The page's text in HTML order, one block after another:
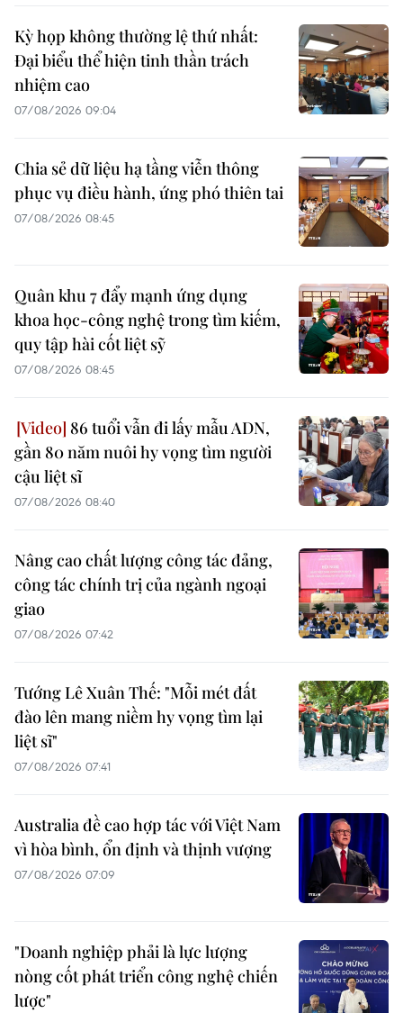
Kỳ họp không thường lệ thứ nhất:
Đại biểu thể hiện tinh thần trách
nhiệm cao
07/08/2026 09:04
Chia sẻ dữ liệu hạ tầng viễn thông
phục vụ điều hành, ứng phó thiên tai
07/08/2026 08:45
Quân khu 7 đẩy mạnh ứng dụng
khoa học-công nghệ trong tìm kiếm,
quy tập hài cốt liệt sỹ
07/08/2026 08:45
86 tuổi vẫn đi lấy mẫu ADN,
gần 80 năm nuôi hy vọng tìm người
cậu liệt sĩ
07/08/2026 08:40
Nâng cao chất lượng công tác đảng,
công tác chính trị của ngành ngoại
giao
07/08/2026 07:42
Tướng Lê Xuân Thế: "Mỗi mét đất
đào lên mang niềm hy vọng tìm lại
liệt sĩ"
07/08/2026 07:41
Australia đề cao hợp tác với Việt Nam
vì hòa bình, ổn định và thịnh vượng
07/08/2026 07:09
"Doanh nghiệp phải là lực lượng
nòng cốt phát triển công nghệ chiến
lược"